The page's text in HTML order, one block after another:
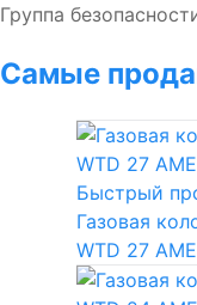
Группа
Самые
Быстрый
Газовая
WTD 27 AME